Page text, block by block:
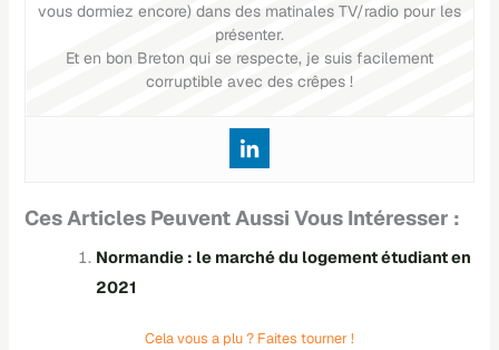
vous dormiez encore) dans des matinales TV/radio pour les
présenter.
Et en bon Breton qui se respecte, je suis facilement
corruptible avec des crêpes !
Ces Articles Peuvent Aussi Vous Intéresser :
Normandie : le marché du logement étudiant en
2021
Cela vous a plu ? Faites tourner !